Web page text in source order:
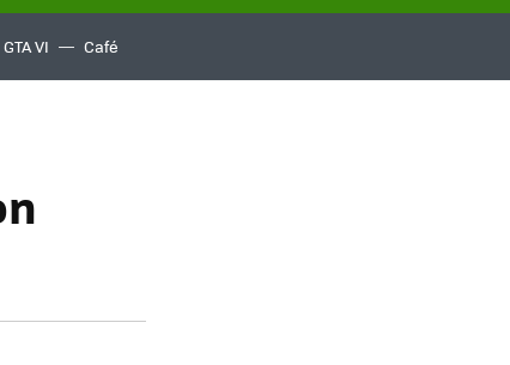
GTA VI Café